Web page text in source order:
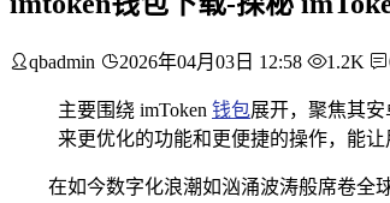
qbadmin 2026年04月03日 12:58 1.2K
主要围绕 imToken 钱包展开，聚焦其
来更优化的功能和更便捷的操作，能
在如今数字化浪潮如汹涌波涛般席卷全